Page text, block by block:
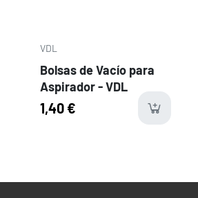
VDL
Bolsas de Vacío para
Aspirador - VDL
1,40 €